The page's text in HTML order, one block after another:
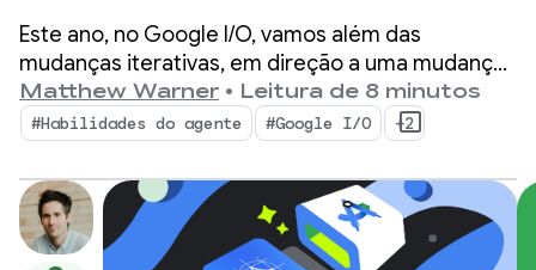
novidades nas
ferramentas para
desenvolvedores
Este ano, no Google I/O, vamos além das
mudanças iterativas, em direção a uma mudança
fundamental na forma como os apps são criados.
Nossas ferramentas mais recentes são criadas
para a era agêntica com recursos que aumentam
a produtividade como desenvolvedor Android E
turbinam os agentes de IA implantados na sua
base de código.
Matthew Warner • Leitura de 8 minutos
#Habilidades do agente #Google I/O +2